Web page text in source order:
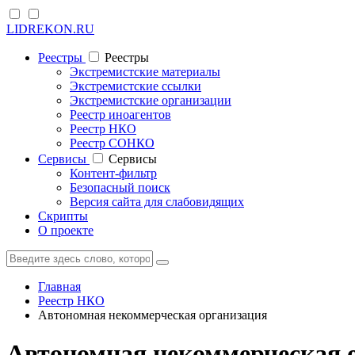
LIDREKON.RU
Реестры
Реестры
Экстремистские материалы
Экстремистские ссылки
Экстремистские организации
Реестр иноагентов
Реестр НКО
Реестр СОНКО
Cервисы
Cервисы
Контент-фильтр
Безопасный поиск
Версия сайта для слабовидящих
Скрипты
О проекте
Главная
Реестр НКО
Автономная некоммерческая организация